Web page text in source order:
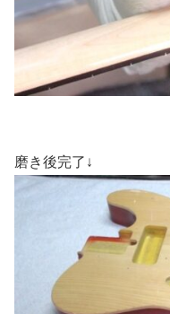
磨き後完了↓